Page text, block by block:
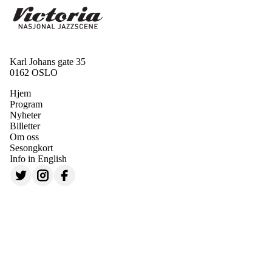
Karl Johans gate 35
0162 OSLO
Hjem
Program
Nyheter
Billetter
Om oss
Sesongkort
Info in English